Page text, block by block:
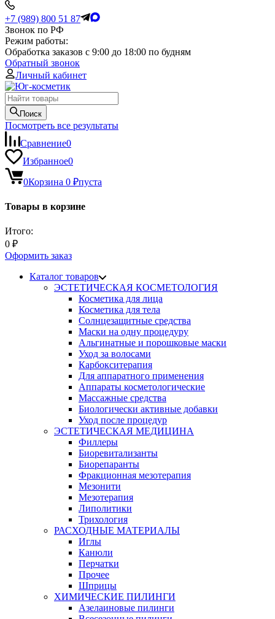
+7 (989) 800 51 87
Звонок по РФ
Режим работы:
Обработка заказов с 9:00 до 18:00 по будням
Обратный звонок
Личный кабинет
Поиск
Посмотреть все результаты
Сравнение0
Избранное0
0Корзина 0 ₽пуста
Товары в корзине
Итого:
0 ₽
Оформить заказ
Каталог товаров
ЭСТЕТИЧЕСКАЯ КОСМЕТОЛОГИЯ
Косметика для лица
Косметика для тела
Солнцезащитные средства
Маски на одну процедуру
Альгинатные и порошковые маски
Уход за волосами
Карбокситерапия
Для аппаратного применения
Аппараты косметологические
Массажные средства
Биологически активные добавки
Уход после процедур
ЭСТЕТИЧЕСКАЯ МЕДИЦИНА
Филлеры
Биоревитализанты
Биорепаранты
Фракционная мезотерапия
Мезонити
Мезотерапия
Липолитики
Трихология
РАСХОДНЫЕ МАТЕРИАЛЫ
Иглы
Канюли
Перчатки
Прочее
Шприцы
ХИМИЧЕСКИЕ ПИЛИНГИ
Азелаиновые пилинги